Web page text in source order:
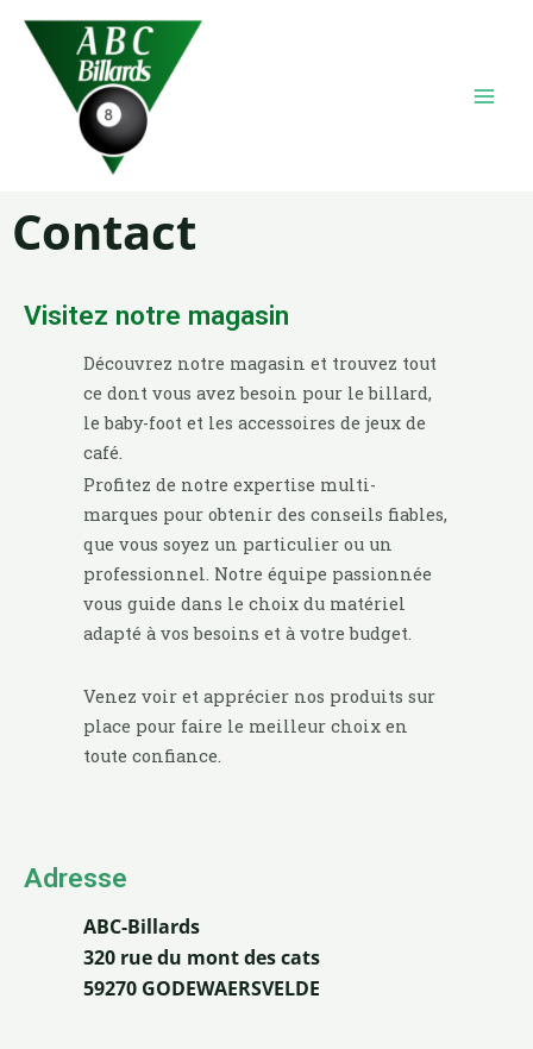
Contact
Visitez notre magasin
Découvrez notre magasin et trouvez tout
ce dont vous avez besoin pour le billard,
le baby-foot et les accessoires de jeux de
café.
Profitez de notre expertise multi-
marques pour obtenir des conseils fiables,
que vous soyez un particulier ou un
professionnel. Notre équipe passionnée
vous guide dans le choix du matériel
adapté à vos besoins et à votre budget.
Venez voir et apprécier nos produits sur
place pour faire le meilleur choix en
toute confiance.
Adresse
ABC-Billards
320 rue du mont des cats
59270 GODEWAERSVELDE